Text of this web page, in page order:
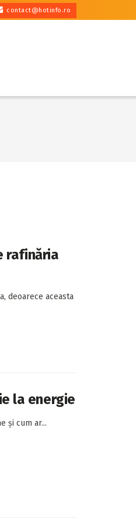
contact@hotinfo.ro
rafinăria
deoarece aceasta
la energie
și cum ar...